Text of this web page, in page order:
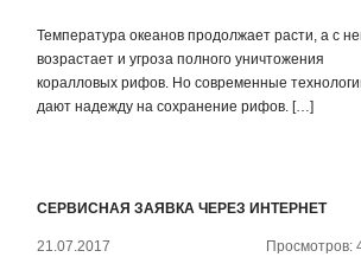
Температура океанов продолжает расти, а с
возрастает и угроза полного уничтожения
коралловых рифов. Но современные
дают надежду на сохранение рифов. […]
СЕРВИСНАЯ ЗАЯВКА ЧЕРЕЗ ИНТЕРНЕТ
21.07.2017 Просмотров: